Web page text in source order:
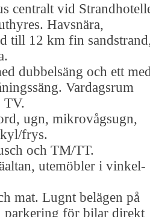
centralt vid
Havsnära,
till 12 km fin
dubbelsäng och ett
Vardagsrum
TV.
ugn, mikrovågsugn,
frys.
och TM/TT.
utemöbler i vinkel-
mat. Lugnt belägen på
parkering för bilar direkt